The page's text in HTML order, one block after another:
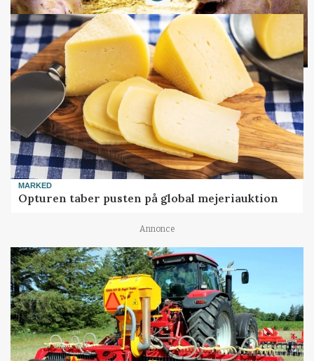
MARKED
Opturen taber pusten på global mejeriauktion
Annonce